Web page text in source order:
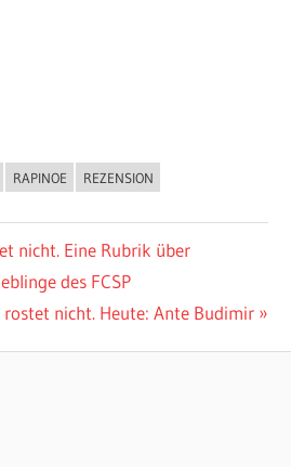
RAPINOE REZENSION
nicht. Eine Rubrik über
des FCSP
nicht. Heute: Ante Budimir